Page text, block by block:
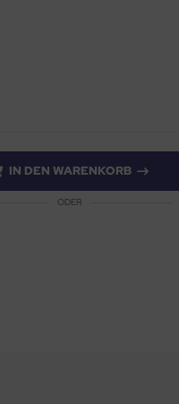
IN DEN WARENKORB
ODER